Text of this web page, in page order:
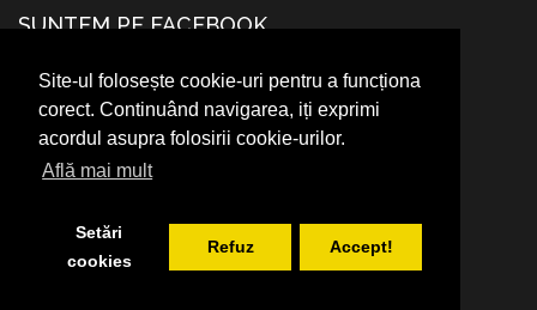
Site-ul folosește cookie-uri pentru a funcționa
corect. Continuând navigarea, iți exprimi
acordul asupra folosirii cookie-urilor.
Află mai mult
Setări
cookies
Refuz Accept!
SUNTEM PE FACEBOOK